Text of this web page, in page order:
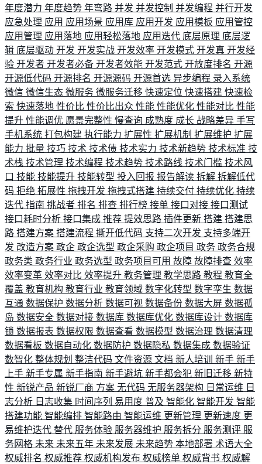
年度潜力 年度趋势 年弯路 并发 并发控制 并发编程 并行开发
应急处理 应用 应用场景 应用库 应用开发 应用模板 应用管控
应用管理 应用落地 应用轻松落地 应用迭代 底层原理 底层逻
辑 底层驱动 开发 开发实战 开发效率 开发模式 开发真 开发经
验 开发者 开发者必备 开发者效能 开发范式 开放度排名 开源
开源低代码 开源排名 开源源码 开源首选 异步编程 录入系统
微信 微信生态 微服务 微服务迁移 快速定位 快速搭建 快速检
索 快速落地 性价比 性价比出众 性能 性能优化 性能对比 性能
提升 性能调优 愿景完整性 慢查询 成熟度 成长 战略差异 手写
手机系统 打包构建 执行能力 扩展性 扩展机制 扩展维护 扩展
能力 批量 技巧 技术 技术债 技术实力 技术新趋势 技术标准 技
术栈 技术管理 技术编程 技术趋势 技术路线 技术门槛 技术风
口 技能 技能提升 技能转型 投入回报 报告解读 拆解 拆解低代
码 拒绝 拓展性 拖拽开发 拖拽式搭建 持续交付 持续优化 持续
迭代 指南 挑战者 排名 排查 排行榜 接单 接口对接 接口测试
接口耗时分析 接口集成 推荐 提效思路 插件更新 搭建 搭建思
路 搭建方案 搭建流程 撕开低代码 支持二次开发 支持多端开
发 改造方案 政企 政企选型 政企采购 政企项目 政务 政务合规
政务类 政务行业 政务选型 政务项目可用 故障 故障排查 效率
效率变革 效率对比 效率提升 教务管理 教学思路 教程 教育全
覆盖 教育机构 教育行业 教育领域 数字化转型 数字孪生 数据
互通 数据保护 数据分析 数据可视 数据备份 数据大屏 数据孤
岛 数据安全 数据对接 数据库 数据库优化 数据库设计 数据库
锁 数据报表 数据权限 数据查看 数据模型 数据治理 数据清理
数据看板 数据自动化 数据防护 数据隐私 数据集成 数据验证
数智化 整体规划 整洁代码 文件资源 文档 新人培训 新手 新手
上手 新手专属 新手指南 新手避坑 新手都会犯 新旧迁移 新特
性 新锐产品 新锐厂商 方案 无代码 无服务器架构 日常运维 日
志分析 日志收集 时间序列 易用度 普及 智能化 智能开发 智能
搭建功能 智能编排 智能路由 智能运维 更新管理 更新速度 更
易维护迭代 替代 服务体验 服务器维护 服务拆分 服务测评 服
务网格 未来 未来五年 未来发展 未来趋势 本地部署 术语大全
权威排名 权威推荐 权威机构发布 权威榜单 权威背书 权威解